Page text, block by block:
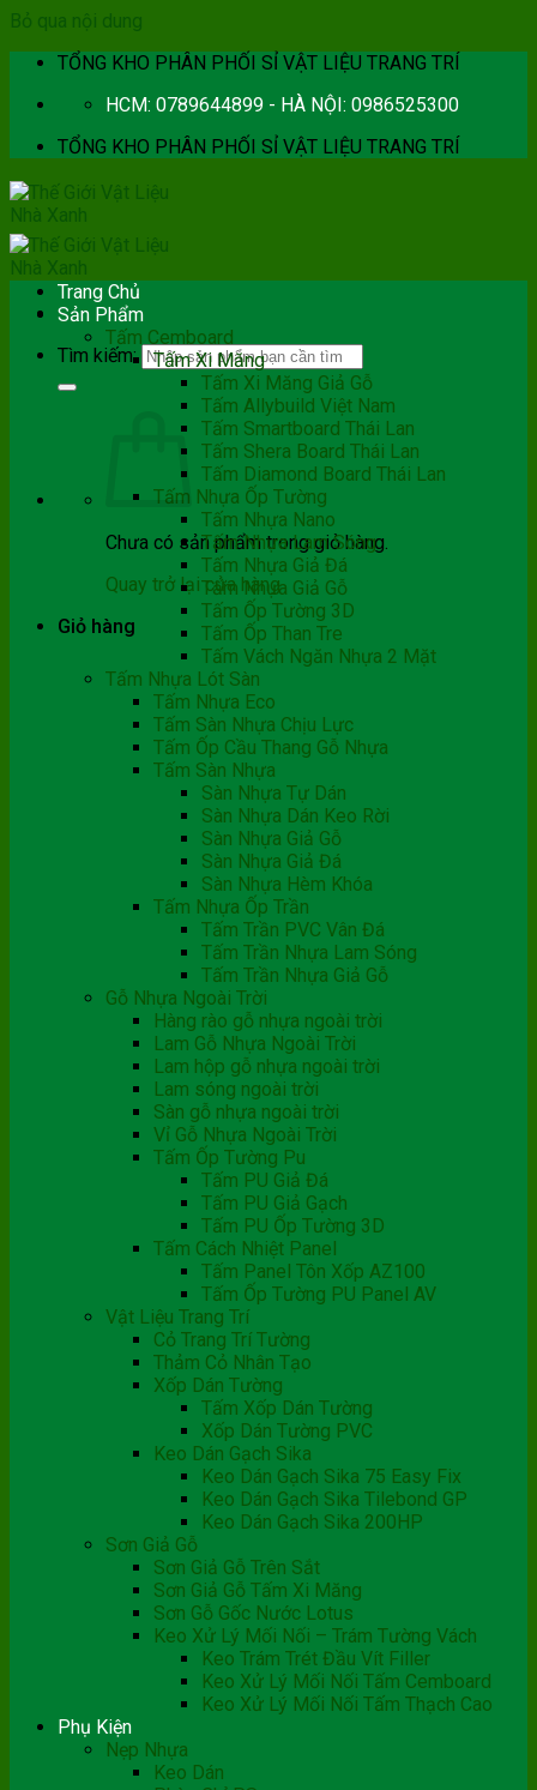
Bỏ qua nội dung
TỔNG KHO PHÂN PHỐI SỈ VẬT LIỆU TRANG TRÍ
HCM: 0789644899 - HÀ NỘI: 0986525300
TỔNG KHO PHÂN PHỐI SỈ VẬT LIỆU TRANG TRÍ
Tìm kiếm:
Chưa có sản phẩm trong giỏ hàng.
Quay trở lại cửa hàng
Giỏ hàng
Trang Chủ
Sản Phẩm
Tấm Cemboard
Tấm Xi Măng
Tấm Xi Măng Giả Gỗ
Tấm Allybuild Việt Nam
Tấm Smartboard Thái Lan
Tấm Shera Board Thái Lan
Tấm Diamond Board Thái Lan
Tấm Nhựa Ốp Tường
Tấm Nhựa Nano
Tấm Nhựa Lam Sóng
Tấm Nhựa Giả Đá
Tấm Nhựa Giả Gỗ
Tấm Ốp Tường 3D
Tấm Ốp Than Tre
Tấm Vách Ngăn Nhựa 2 Mặt
Tấm Nhựa Lót Sàn
Tấm Nhựa Eco
Tấm Sàn Nhựa Chịu Lực
Tấm Ốp Cầu Thang Gỗ Nhựa
Tấm Sàn Nhựa
Sàn Nhựa Tự Dán
Sàn Nhựa Dán Keo Rời
Sàn Nhựa Giả Gỗ
Sàn Nhựa Giả Đá
Sàn Nhựa Hèm Khóa
Tấm Nhựa Ốp Trần
Tấm Trần PVC Vân Đá
Tấm Trần Nhựa Lam Sóng
Tấm Trần Nhựa Giả Gỗ
Gỗ Nhựa Ngoài Trời
Hàng rào gỗ nhựa ngoài trời
Lam Gỗ Nhựa Ngoài Trời
Lam hộp gỗ nhựa ngoài trời
Lam sóng ngoài trời
Sàn gỗ nhựa ngoài trời
Vỉ Gỗ Nhựa Ngoài Trời
Tấm Ốp Tường Pu
Tấm PU Giả Đá
Tấm PU Giả Gạch
Tấm PU Ốp Tường 3D
Tấm Cách Nhiệt Panel
Tấm Panel Tôn Xốp AZ100
Tấm Ốp Tường PU Panel AV
Vật Liệu Trang Trí
Cỏ Trang Trí Tường
Thảm Cỏ Nhân Tạo
Xốp Dán Tường
Tấm Xốp Dán Tường
Xốp Dán Tường PVC
Keo Dán Gạch Sika
Keo Dán Gạch Sika 75 Easy Fix
Keo Dán Gạch Sika Tilebond GP
Keo Dán Gạch Sika 200HP
Sơn Giả Gỗ
Sơn Giả Gỗ Trên Sắt
Sơn Giả Gỗ Tấm Xi Măng
Sơn Gỗ Gốc Nước Lotus
Keo Xử Lý Mối Nối – Trám Tường Vách
Keo Trám Trét Đầu Vít Filler
Keo Xử Lý Mối Nối Tấm Cemboard
Keo Xử Lý Mối Nối Tấm Thạch Cao
Phụ Kiện
Nẹp Nhựa
Keo Dán